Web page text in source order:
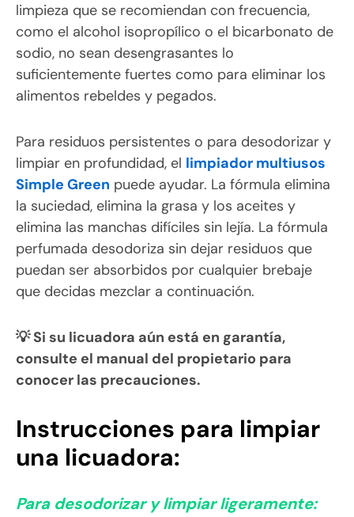
limpieza que se recomiendan con frecuencia,
como el alcohol isopropílico o el bicarbonato de
sodio, no sean desengrasantes lo
suficientemente fuertes como para eliminar los
alimentos rebeldes y pegados.
Para residuos persistentes o para desodorizar y
limpiar en profundidad, el limpiador multiusos
Simple Green puede ayudar. La fórmula elimina
la suciedad, elimina la grasa y los aceites y
elimina las manchas difíciles sin lejía. La fórmula
perfumada desodoriza sin dejar residuos que
puedan ser absorbidos por cualquier brebaje
que decidas mezclar a continuación.
💡 Si su licuadora aún está en garantía,
consulte el manual del propietario para
conocer las precauciones.
Instrucciones para limpiar
una licuadora:
Para desodorizar y limpiar ligeramente: